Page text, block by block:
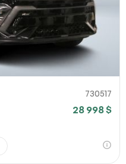
730517
28 998 $